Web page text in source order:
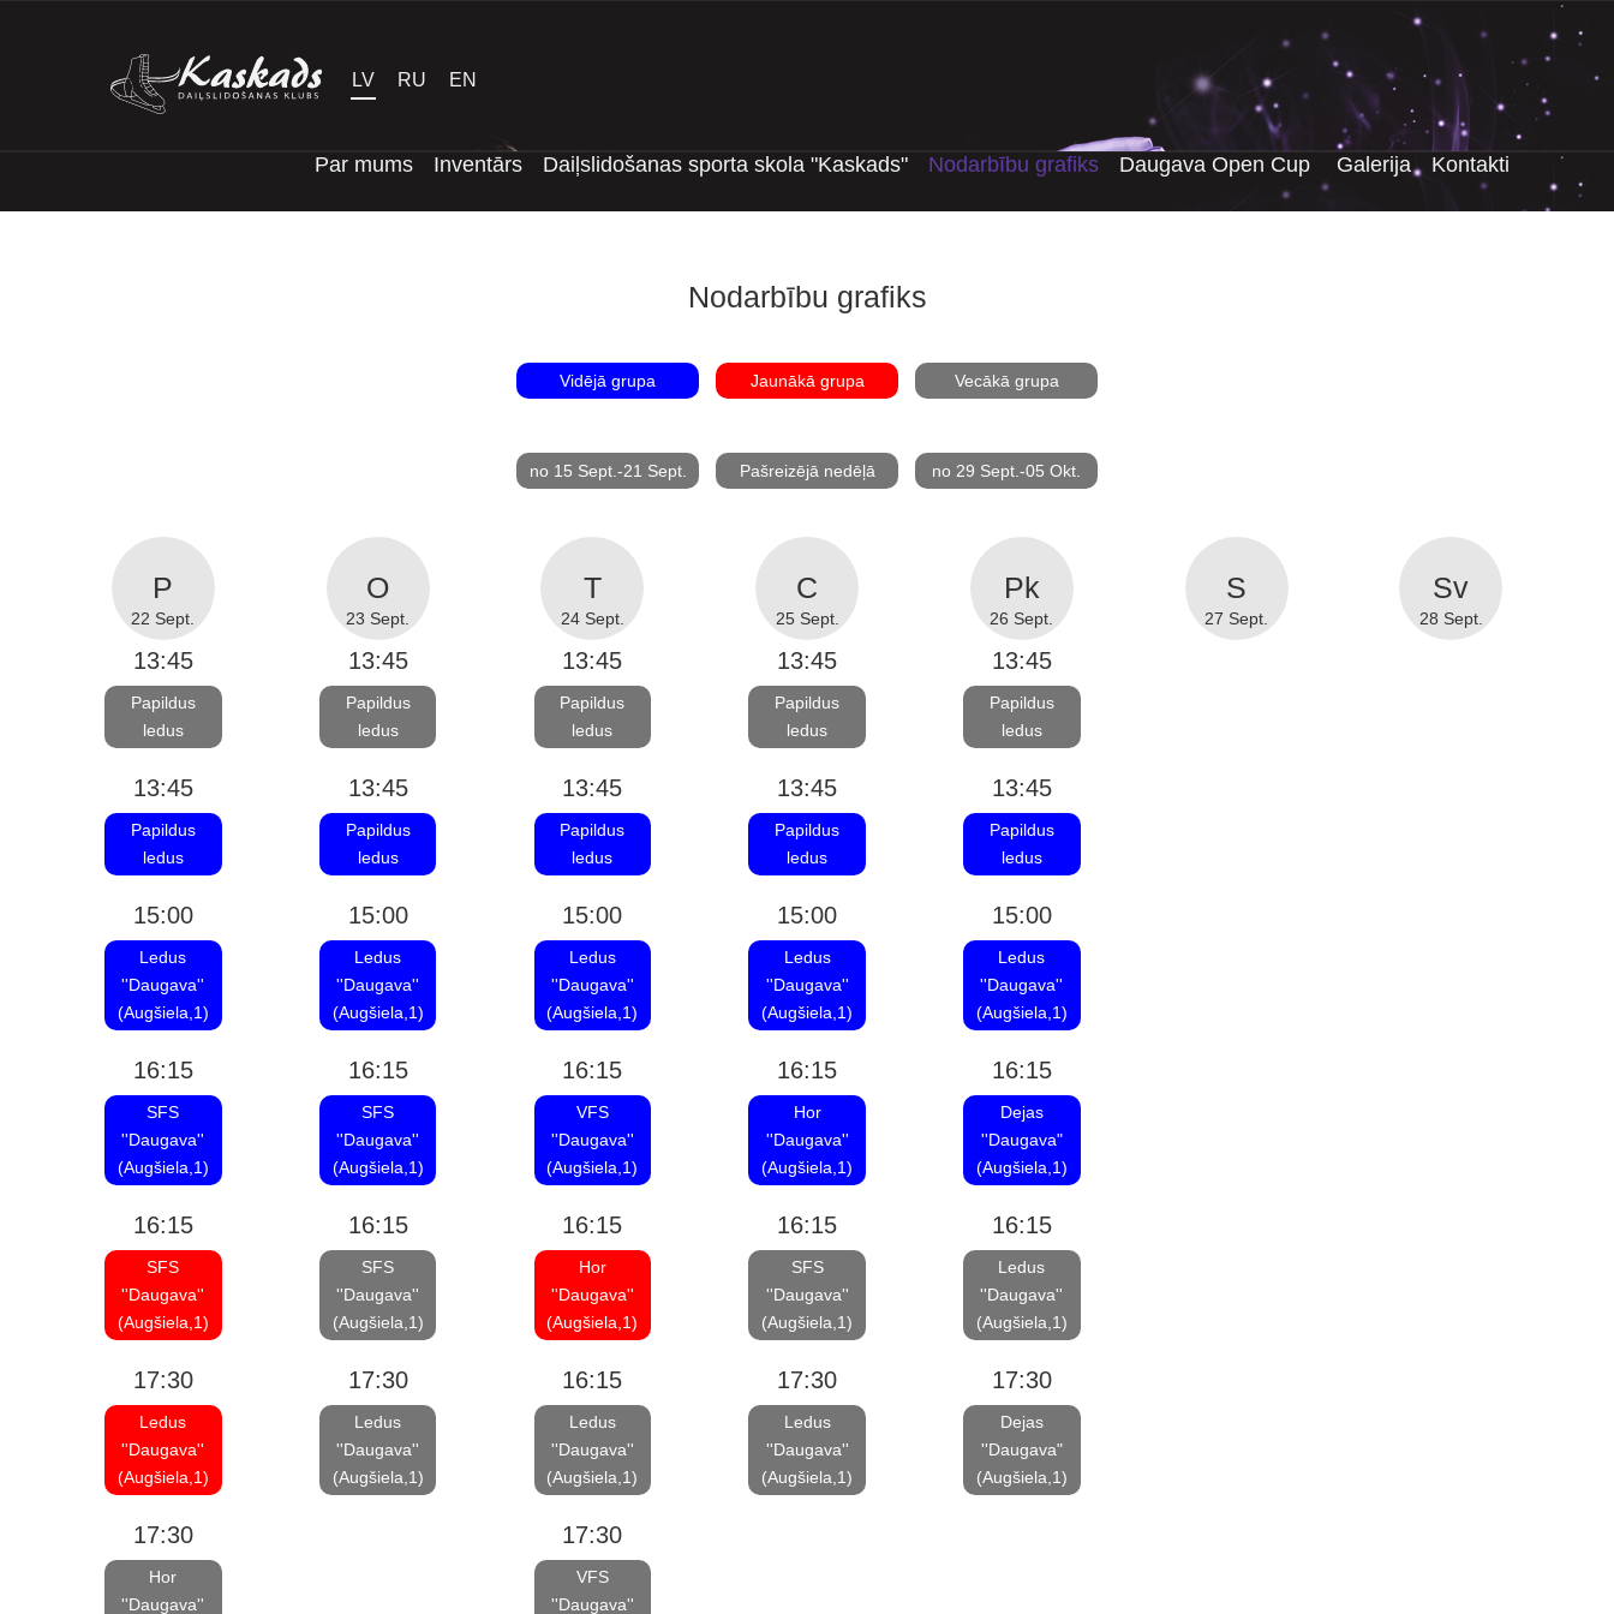
LV RU EN
Par mums Inventārs Daiļslidošanas sporta skola "Kaskads" Nodarbību grafiks Daugava Open Cup Galerija Kontakti
Nodarbību grafiks
Vidējā grupa Jaunākā grupa Vecākā grupa
no 15 Sept.-21 Sept. Pašreizējā nedēļā no 29 Sept.-05 Okt.
22 Sept.
13:45
Papildus
ledus
13:45
Papildus
ledus
15:00
Ledus
''Daugava''
(Augšiela,1)
16:15
SFS
''Daugava''
(Augšiela,1)
16:15
SFS
''Daugava''
(Augšiela,1)
17:30
Ledus
''Daugava''
(Augšiela,1)
17:30
Hor
''Daugava''
23 Sept.
13:45
Papildus
ledus
13:45
Papildus
ledus
15:00
Ledus
''Daugava''
(Augšiela,1)
16:15
SFS
''Daugava''
(Augšiela,1)
16:15
SFS
''Daugava''
(Augšiela,1)
17:30
Ledus
''Daugava''
(Augšiela,1)
24 Sept.
13:45
Papildus
ledus
13:45
Papildus
ledus
15:00
Ledus
''Daugava''
(Augšiela,1)
16:15
VFS
''Daugava''
(Augšiela,1)
16:15
Hor
''Daugava''
(Augšiela,1)
16:15
Ledus
''Daugava''
(Augšiela,1)
17:30
VFS
''Daugava''
25 Sept.
13:45
Papildus
ledus
13:45
Papildus
ledus
15:00
Ledus
''Daugava''
(Augšiela,1)
16:15
Hor
''Daugava''
(Augšiela,1)
16:15
SFS
''Daugava''
(Augšiela,1)
17:30
Ledus
''Daugava''
(Augšiela,1)
26 Sept.
13:45
Papildus
ledus
13:45
Papildus
ledus
15:00
Ledus
''Daugava''
(Augšiela,1)
16:15
Dejas
''Daugava"
(Augšiela,1)
16:15
Ledus
''Daugava''
(Augšiela,1)
17:30
Dejas
''Daugava"
(Augšiela,1)
27 Sept. 28 Sept.